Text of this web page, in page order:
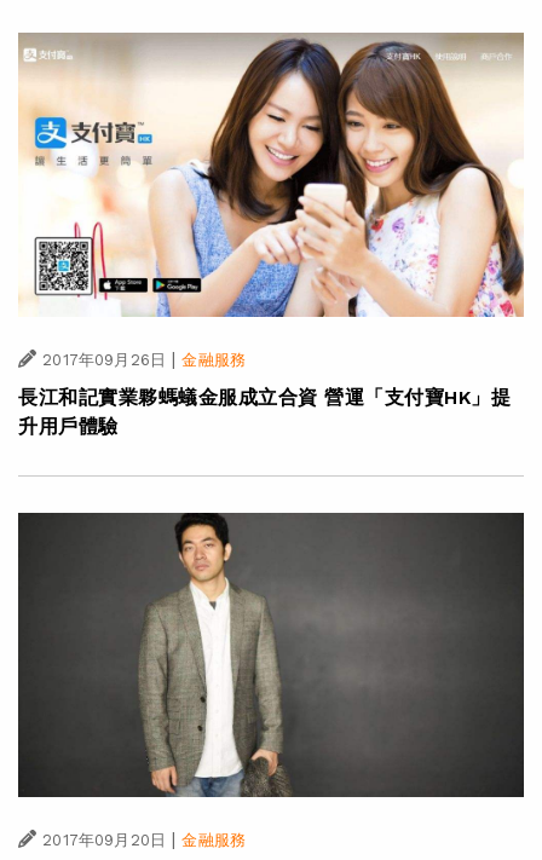
2017年09月26日 | 金融服務
長江和記實業夥螞蟻金服成立合資 營運「支付寶HK」提
升用戶體驗
2017年09月20日 | 金融服務